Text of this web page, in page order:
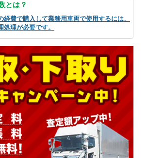
とは？
経費で購入して業務用車両で使用するには、
理が必要です。